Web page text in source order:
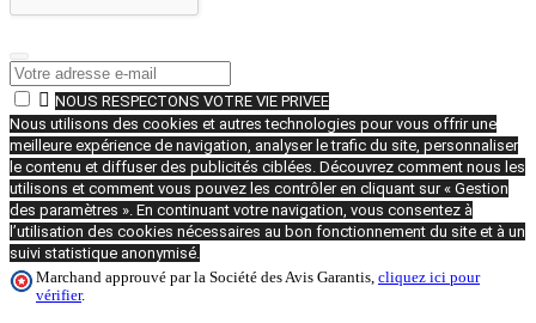
 NOUS RESPECTONS VOTRE VIE PRIVEE
Nous utilisons des cookies et autres technologies pour vous offrir une
meilleure expérience de navigation, analyser le trafic du site, personnaliser
le contenu et diffuser des publicités ciblées. Découvrez comment nous les
utilisons et comment vous pouvez les contrôler en cliquant sur « Gestion
des paramètres ». En continuant votre navigation, vous consentez à
l’utilisation des cookies nécessaires au bon fonctionnement du site et à un
suivi statistique anonymisé.
Marchand approuvé par la Société des Avis Garantis, cliquez ici pour
vérifier.